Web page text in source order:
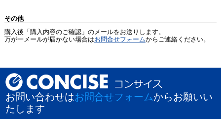
その他
購入後「購入内容のご確認」のメールをお送りします。
万が一メールが届かない場合はお問合せフォームからご連絡ください。
お問い合わせはお問合せフォームからお願いい
たします